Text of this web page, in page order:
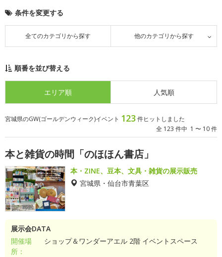
条件を変更する
全てのカテゴリから探す 他のカテゴリから探す
順番を並び替える
エリア順 人気順
宮城県のGW(ゴールデンウィーク)イベント 123 件ヒットしました
全 123 件中 1 〜 10 件
本と雑貨の時間「のほほん書店」
本・ZINE、豆本、文具・雑貨の展示販売
宮城県・仙台市青葉区
展示会DATA
開催場
所：
ショップ＆ワンダーアエル 2階 イベントスペース